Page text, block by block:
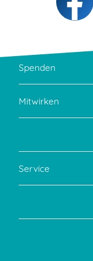
Spenden
Mitwirken
Service